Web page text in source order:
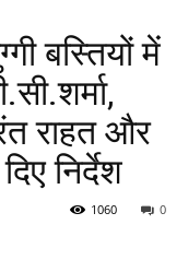
बस्तियों में
राहत और
निर्देश
0
1060